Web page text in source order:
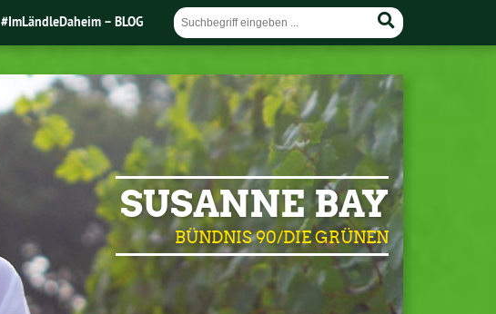
#ImLändleDaheim – BLOG
SUSANNE BAY
BÜNDNIS 90/DIE GRÜNEN